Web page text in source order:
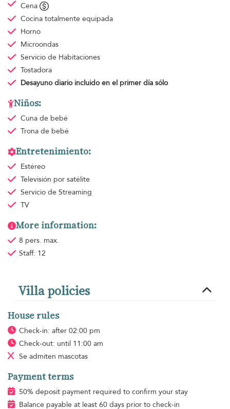
Cena
Cocina totalmente equipada
Horno
Microondas
Servicio de Habitaciones
Tostadora
Desayuno diario incluido en el primer día sólo
Niños:
Cuna de bebé
Trona de bebé
Entretenimiento:
Estéreo
Televisión por satélite
Servicio de Streaming
TV
More information:
8 pers. max.
Staff: 12
Villa policies
House rules
Check-in: after 02:00 pm
Check-out: until 11:00 am
Se admiten mascotas
Payment terms
50% deposit payment required to confirm your stay
Balance payable at least 60 days prior to check-in